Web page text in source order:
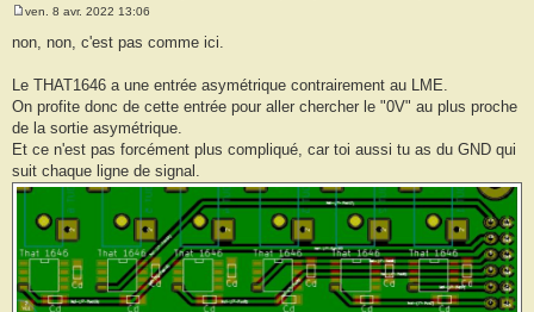
e
s
a
g
e
ven. 8 avr. 2022 13:06
non, non, c'est pas comme ici.
Le THAT1646 a une entrée asymétrique contrairement au LME.
On profite donc de cette entrée pour aller chercher le "0V" au plus proche
de la sortie asymétrique.
Et ce n'est pas forcément plus compliqué, car toi aussi tu as du GND qui
suit chaque ligne de signal.